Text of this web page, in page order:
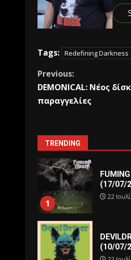
Tags: Redefining Darkness
Previous:
DEMONICAL: Nέος
παραγγελίες
TRENDING
1
(17/07/
22
(10/07/